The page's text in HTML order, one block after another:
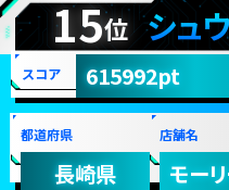
15位 シュ
スコア 615992pt
都道府県
長崎県
店舗名
モー